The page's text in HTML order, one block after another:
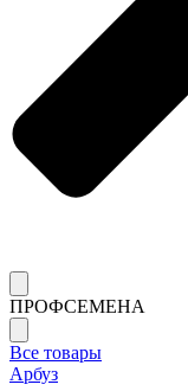
ПРОФСЕМЕНА
Все товары
Арбуз